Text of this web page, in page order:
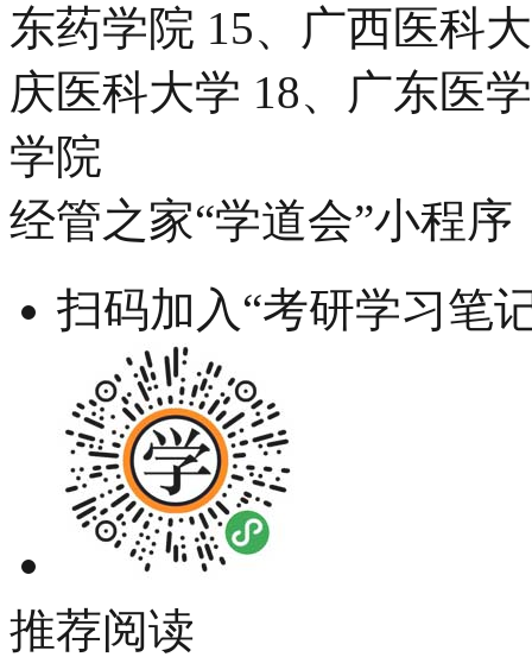
东药学院 15、广西医科
庆医科大学 18、广东医
学院
经管之家“学道会”小程序
扫码加入“考研学习笔
推荐阅读